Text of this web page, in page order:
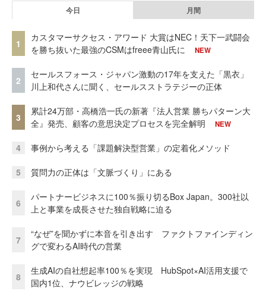
今日 月間
1
カスタマーサクセス・アワード 大賞はNEC！天下一武闘会
を勝ち抜いた最強のCSMはfreee青山氏に
NEW
2
セールスフォース・ジャパン激動の17年を支えた「黒衣」
川上和代さんに聞く、セールスストラテジーの正体
3
累計24万部・高橋浩一氏の新著『法人営業 勝ちパターン大
全』発売、顧客の意思決定プロセスを完全解明
NEW
4 事例から考える「課題解決型営業」の定着化メソッド
5 質問力の正体は「文脈づくり」にある
6
パートナービジネスに100％振り切るBox Japan。300社以
上と事業を成長させた独自戦略に迫る
7
“なぜ”を聞かずに本音を引き出す ファクトファインディン
グで変わるAI時代の営業
8
生成AIの自社想起率100％を実現 HubSpot×AI活用支援で
国内1位、ナウビレッジの戦略